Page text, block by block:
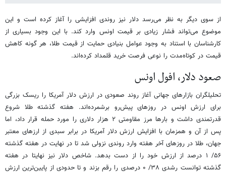
از سوی دیگر به نظر می‌رسد دلار نیز روندی افزایشی را آغاز کرده است و این
موضوع می‌تواند فشار زیادی بر قیمت اونس وارد کند. با این وجود بسیاری از
کارشناسان با استناد به وجود عوامل بنیادی حمایت از قیمت طلا، هر گونه کاهش
قیمت در کوتاه‌مدت را نوعی فرصت خرید قلمداد کرده‌اند.
صعود دلار، افول اونس
تحلیلگران بازارهای جهانی آغاز روند صعودی در ارزش دلار آمریکا را ریسک بزرگی
برای ارزش اونس در روزهای پیش‌رو برشمرده‌اند. هفته گذشته طلا شروع
قدرتمندی داشت و بارها مرز مقاومتی ۲ هزار دلاری را مورد حمله قرار داد، اما
پس از آن و همزمان با افزایش ارزش دلار آمریکا در برابر سبدی از ارزهای معتبر
جهان، طلا در روزهای آخر هفته وارد روندی نزولی شد تا در نهایت در هفته گذشته
۵۶/ ۱ درصد از ارزش خود را از دست بدهد. شاخص دلار نیز نهایتا در هفته
گذشته توانست رشدی ۳۸/ ۰ درصدی را رقم بزند و تا حدودی از پایین‌ترین ارزش